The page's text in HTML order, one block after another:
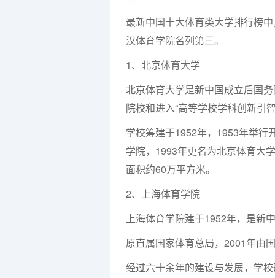
最新中国十大体育类大学排行榜
汉体育学院名列第三。
1、北京体育大学
北京体育大学是新中国成立后国
院校和进入“高等学校学科创新引
学校筹建于1952年，1953年举行
学院，1993年更名为北京体育大
面积约60万平方米。
2、上海体育学院
上海体育学院建于1952年，是新
原直属国家体育总局，2001年由
经过六十余年的建设与发展，学